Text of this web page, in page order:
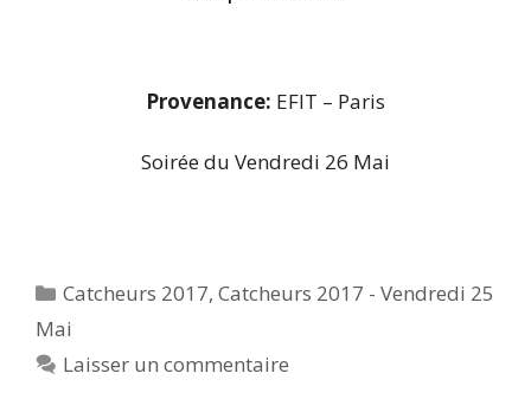
Provenance: EFIT – Paris
Soirée du Vendredi 26 Mai
Catégories
Catcheurs 2017,Catcheurs 2017 - Vendredi 25
Mai
Laisser un commentaire